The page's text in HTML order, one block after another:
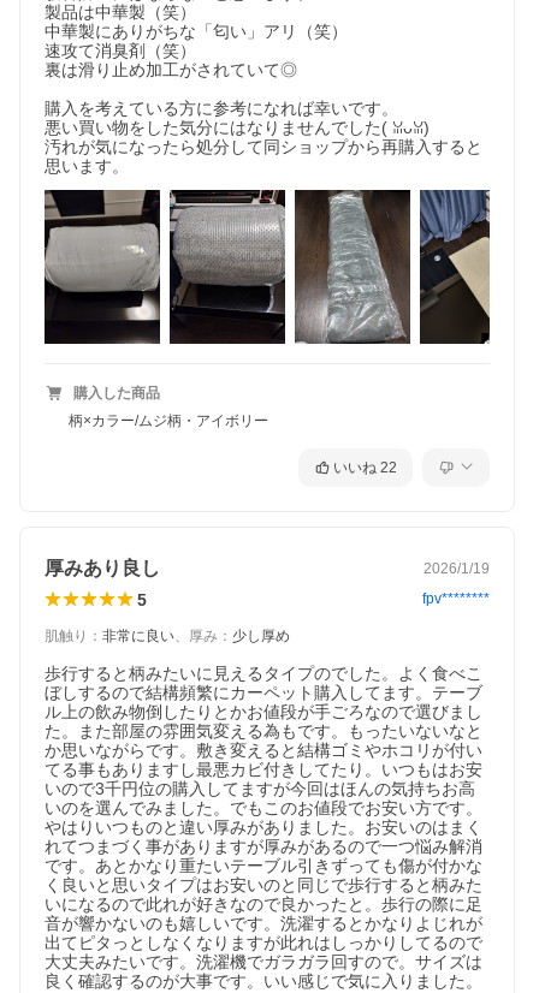
製品は中華製（笑）
中華製にありがちな「匂い」アリ（笑）
速攻て消臭剤（笑）
裏は滑り止め加工がされていて◎
購入を考えている方に参考になれば幸いです。
悪い買い物をした気分にはなりませんでした(⁠ ⁠ꈍ⁠ᴗ⁠ꈍ⁠)
汚れが気になったら処分して同ショップから再購入すると
思います。
購入した商品
柄×カラー/ムジ柄・アイボリー
いいね 22
厚みあり良し 2026/1/19
5 fpv********
肌触り ： 非常に良い、 厚み ： 少し厚め
歩行すると柄みたいに見えるタイプのでした。よく食べこ
ぼしするので結構頻繁にカーペット購入してます。テーブ
ル上の飲み物倒したりとかお値段が手ごろなので選びまし
た。また部屋の雰囲気変える為もです。もったいないなと
か思いながらです。敷き変えると結構ゴミやホコリが付い
てる事もありますし最悪カビ付きしてたり。いつもはお安
いので3千円位の購入してますが今回はほんの気持ちお高
いのを選んでみました。でもこのお値段でお安い方です。
やはりいつものと違い厚みがありました。お安いのはまく
れてつまづく事がありますが厚みがあるので一つ悩み解消
です。あとかなり重たいテーブル引きずっても傷が付かな
く良いと思いタイプはお安いのと同じで歩行すると柄みた
いになるので此れが好きなので良かったと。歩行の際に足
音が響かないのも嬉しいです。洗濯するとかなりよじれが
出てピタっとしなくなりますが此れはしっかりしてるので
大丈夫みたいです。洗濯機でガラガラ回すので。サイズは
良く確認するのが大事です。いい感じで気に入りました。